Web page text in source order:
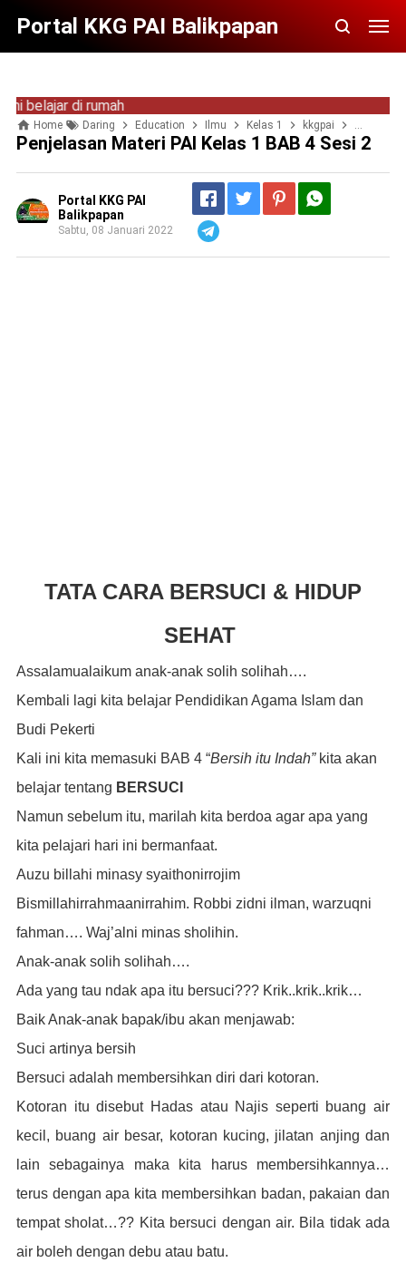
Portal KKG PAI Balikpapan
di rumah
Home Daring Education Ilmu Kelas 1 kkgpai materi PAI
Penjelasan Materi PAI Kelas 1 BAB 4 Sesi 2
Portal KKG PAI
Balikpapan
Sabtu, 08 Januari 2022
TATA CARA BERSUCI & HIDUP
SEHAT
Assalamualaikum anak-anak solih solihah….
Kembali lagi kita belajar Pendidikan Agama Islam dan
Budi Pekerti
Kali ini kita memasuki BAB 4 “Bersih itu Indah”kita akan
belajar tentang BERSUCI
Namun sebelum itu, marilah kita berdoa agar apa yang
kita pelajari hari ini bermanfaat.
Auzu billahi minasy syaithonirrojim
Bismillahirrahmaanirrahim. Robbi zidni ilman, warzuqni
fahman…. Waj’alni minas sholihin.
Anak-anak solih solihah….
Ada yang tau ndak apa itu bersuci??? Krik..krik..krik…
Baik Anak-anak bapak/ibu akan menjawab:
Suci artinya bersih
Bersuci adalah membersihkan diri dari kotoran.
Kotoran itu disebut Hadas atau Najis seperti buang air
kecil, buang air besar, kotoran kucing, jilatan anjing dan
lain sebagainya maka kita harus membersihkannya…
terus dengan apa kita membersihkan badan, pakaian dan
tempat sholat…?? Kita bersuci dengan air. Bila tidak ada
air boleh dengan debu atau batu.